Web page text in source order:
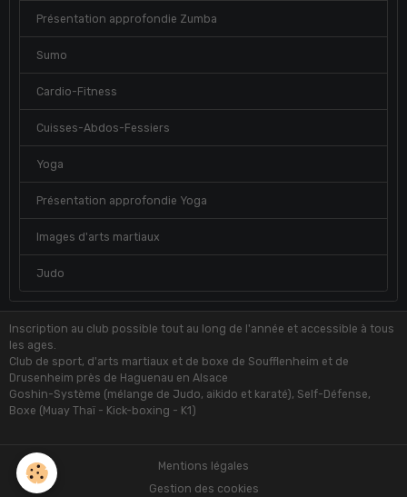
Présentation approfondie Zumba
Sumo
Cardio-Fitness
Cuisses-Abdos-Fessiers
Yoga
Présentation approfondie Yoga
Images d'arts martiaux
Judo
Inscription au club possible tout au long de l'année et accessible à tous
les ages.
Club de sport, d'arts martiaux et de boxe de Soufflenheim et de
Drusenheim près de Haguenau en Alsace
Goshin-Système (mélange de Judo, aikido et karaté), Self-Défense,
Boxe (Muay Thaï - Kick-boxing - K1)
Mentions légales
Gestion des cookies